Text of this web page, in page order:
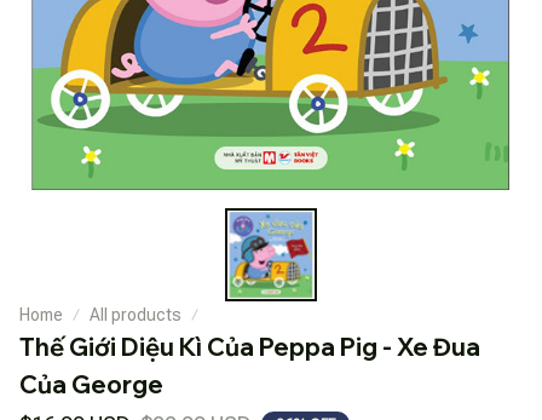
Home All products
Thế Giới Diệu Kì Của Peppa Pig - Xe Đua
Của George